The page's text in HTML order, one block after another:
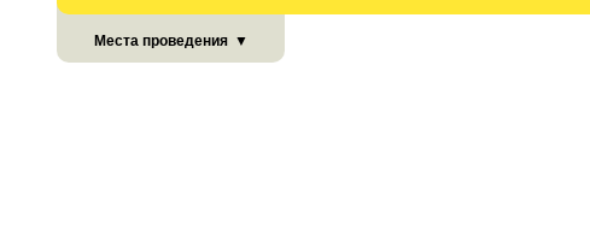
Места проведения ▼